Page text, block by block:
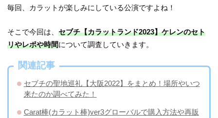
毎回、カラットが楽しみにしている公演ですよね！
そこで今回は、セブチ【カラットランド2023】ケレンのセト
リやレポや時間について調査していきます。
関連記事
セブチの聖地巡礼【大阪2022】をまとめ！場所やいつ
来たのか調べてみた！
Carat棒(カラット棒)ver3グローバルで購入方法や再販